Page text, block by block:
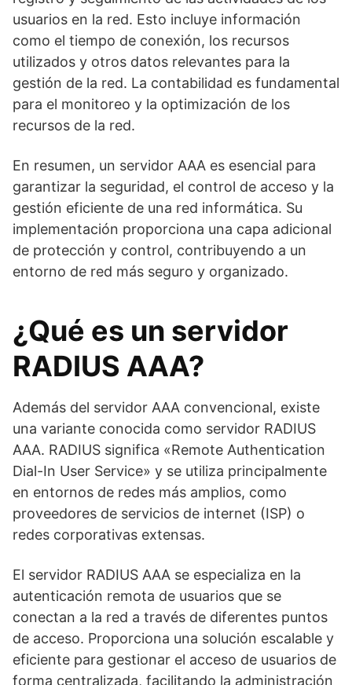
usuarios en la red. Esto incluye información
como el tiempo de conexión, los recursos
utilizados y otros datos relevantes para la
gestión de la red. La contabilidad es fundamental
para el monitoreo y la optimización de los
recursos de la red.
En resumen, un servidor AAA es esencial para
garantizar la seguridad, el control de acceso y la
gestión eficiente de una red informática. Su
implementación proporciona una capa adicional
de protección y control, contribuyendo a un
entorno de red más seguro y organizado.
¿Qué es un servidor
RADIUS AAA?
Además del servidor AAA convencional, existe
una variante conocida como servidor RADIUS
AAA. RADIUS significa «Remote Authentication
Dial-In User Service» y se utiliza principalmente
en entornos de redes más amplios, como
proveedores de servicios de internet (ISP) o
redes corporativas extensas.
El servidor RADIUS AAA se especializa en la
autenticación remota de usuarios que se
conectan a la red a través de diferentes puntos
de acceso. Proporciona una solución escalable y
eficiente para gestionar el acceso de usuarios de
forma centralizada, facilitando la administración